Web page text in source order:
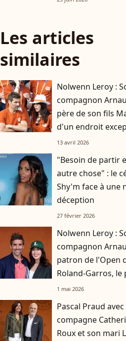
Les articles
similaires
Nolwenn Leroy :
compagnon
père de son fils
d'un endroit
Monaco
13 avril 2026
"Besoin de partir
autre chose" : le
Shy'm face à une
déception
27 février 2026
Nolwenn Leroy :
compagnon
patron de l'Open
Roland-Garros,
chargé du père de
1 mai 2026
Pascal Praud avec
compagne
Roux et son mari